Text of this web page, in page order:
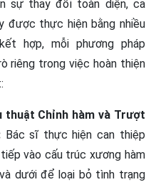
sự thay đổi toàn diện, ca
được thực hiện bằng nhiều
hợp, mỗi phương pháp
riêng trong việc hoàn thiện
thuật Chỉnh hàm và Trượt
Bác sĩ thực hiện can thiệp
vào cấu trúc xương hàm
dưới để loại bỏ tình trạng